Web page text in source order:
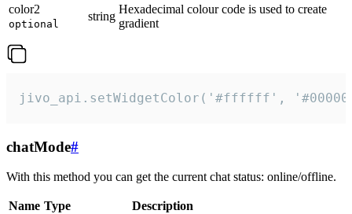
color2
optional
string
Hexadecimal colour code is used to create
gradient
jivo_api.setWidgetColor('#ffffff',
chatMode#
With this method you can get the current chat status: online/offline.
Name Type
Description